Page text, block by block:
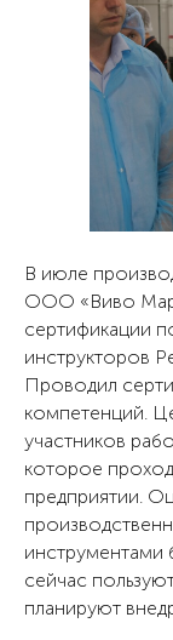
В июле
ООО «Виво
сертификации
инструкторов
Проводил
компетенций.
участников
которое
предприятии.
инструментами
сейчас
планируют